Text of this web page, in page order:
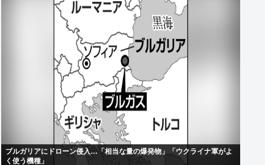
ブルガリアにドローン侵入…「相当な量の爆発物」「ウクライナ軍がよ
く使う機種」